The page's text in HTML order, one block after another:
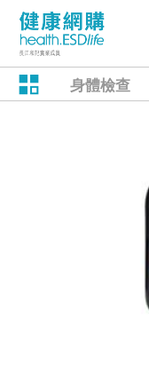
身體檢查